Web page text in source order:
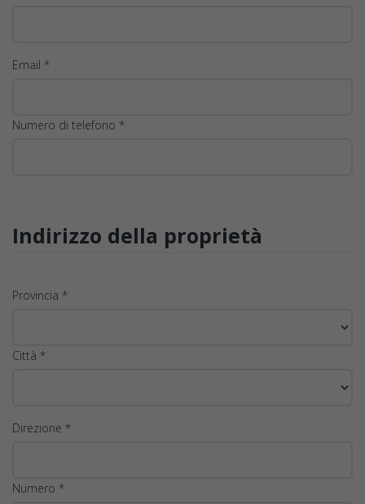
Email *
Numero di telefono *
Indirizzo della proprietà
Provincia *
Città *
Direzione *
Numero *